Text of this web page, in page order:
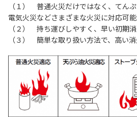
（１） 普通火災だけではなく、てんぷ
電気火災などさまざまな火災に対応可能
（２） 持ち運びしやすく、早い初期消
（３） 簡単な取り扱い方法で、高い消